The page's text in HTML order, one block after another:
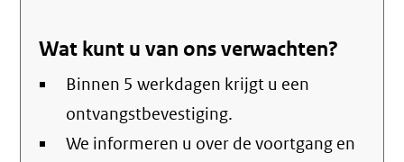
email)
Wat kunt u van ons verwachten?
Binnen 5 werkdagen krijgt u een
ontvangstbevestiging.
We informeren u over de voortgang en